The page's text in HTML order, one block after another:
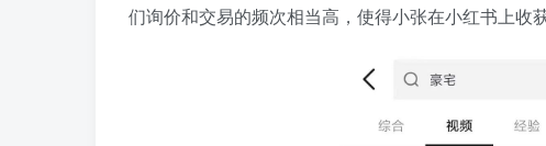
们询价和交易的频次相当高，使得小张在小红书上收获